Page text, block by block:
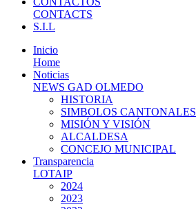
CONTACTS
S.I.L
Inicio
Home
Noticias
NEWS GAD OLMEDO
HISTORIA
SIMBOLOS CANTONALES
MISIÓN Y VISIÓN
ALCALDESA
CONCEJO MUNICIPAL
Transparencia
LOTAIP
2024
2023